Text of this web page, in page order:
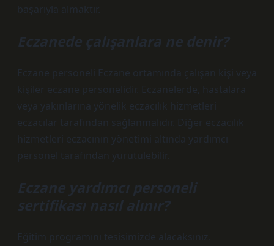
başarıyla almaktır.
Eczanede çalışanlara ne denir?
Eczane personeli Eczane ortamında çalışan kişi veya
kişiler eczane personelidir. Eczanelerde, hastalara
veya yakınlarına yönelik eczacılık hizmetleri
eczacılar tarafından sağlanmalıdır. Diğer eczacılık
hizmetleri eczacının yönetimi altında yardımcı
personel tarafından yürütülebilir.
Eczane yardımcı personeli
sertifikası nasıl alınır?
Eğitim programını tesisimizde alacaksınız.